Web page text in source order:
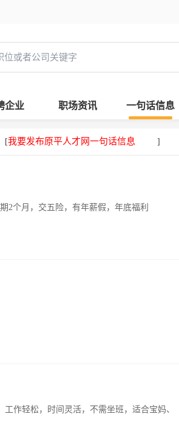
企业 职场资讯 一句话信息
[我要发布原平人才网一句话信息 ]
2个月，交五险，有年薪假，年底福利
作轻松，时间灵活，不需坐班，适合宝妈、